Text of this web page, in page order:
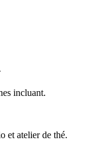
incluant.
et atelier de thé.